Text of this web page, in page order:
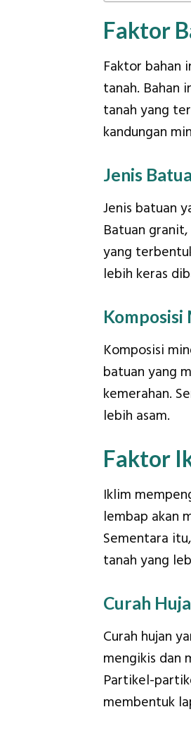
Faktor
Faktor bahan
tanah. Bahan
tanah yang
kandungan
Jenis
Jenis batuan
Batuan
yang
lebih keras
Komposisi
Komposisi
batuan yang
kemerahan.
lebih asam.
Faktor
Iklim
lembap akan
Sementara
tanah yang
Curah
Curah hujan
mengikis dan
Partikel-
membentuk